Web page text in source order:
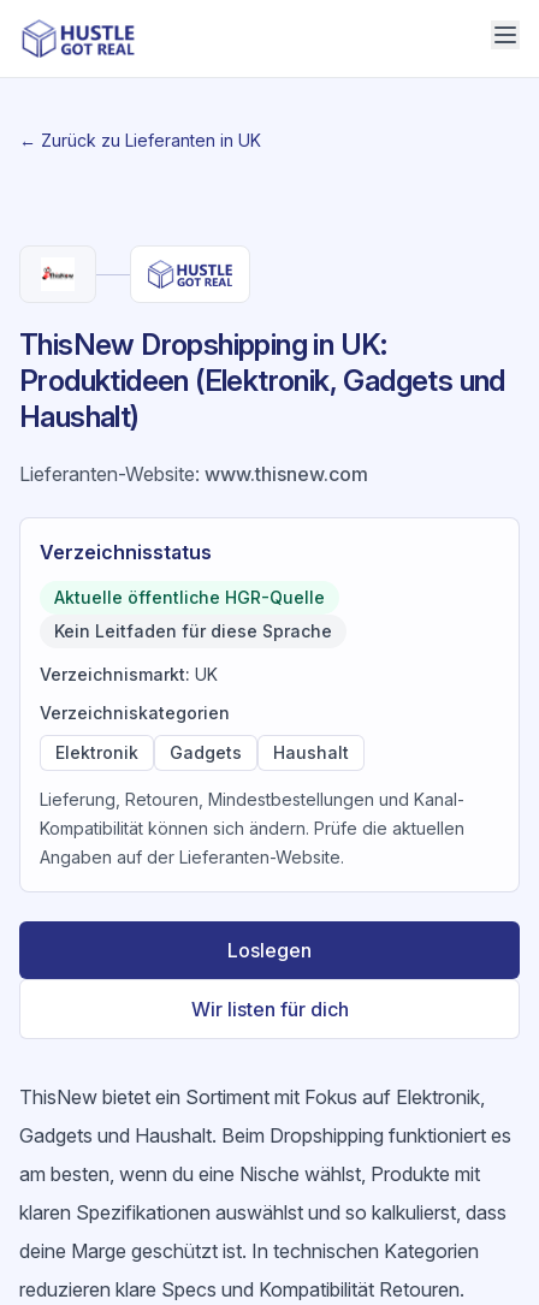
← Zurück zu Lieferanten in UK
ThisNew Dropshipping in UK:
Produktideen (Elektronik, Gadgets und
Haushalt)
Lieferanten-Website: www.thisnew.com
Verzeichnisstatus
Aktuelle öffentliche HGR-Quelle
Kein Leitfaden für diese Sprache
Verzeichnismarkt: UK
Verzeichniskategorien
Elektronik
Gadgets Haushalt
Lieferung, Retouren, Mindestbestellungen und Kanal-
Kompatibilität können sich ändern. Prüfe die aktuellen
Angaben auf der Lieferanten-Website.
Loslegen
Wir listen für dich
ThisNew bietet ein Sortiment mit Fokus auf Elektronik,
Gadgets und Haushalt. Beim Dropshipping funktioniert es
am besten, wenn du eine Nische wählst, Produkte mit
klaren Spezifikationen auswählst und so kalkulierst, dass
deine Marge geschützt ist. In technischen Kategorien
reduzieren klare Specs und Kompatibilität Retouren.